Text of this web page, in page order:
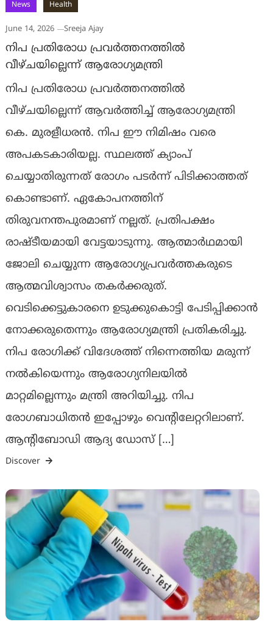
News Health
June 14, 2026 Sreeja Ajay
നിപ പ്രതിരോധ പ്രവർത്തനത്തിൽ
വീഴ്ചയില്ലെന്ന് ആരോഗ്യമന്ത്രി
നിപ പ്രതിരോധ പ്രവർത്തനത്തിൽ
വീഴ്ചയില്ലെന്ന് ആവർത്തിച്ച് ആരോഗ്യമന്ത്രി
കെ. മുരളീധരൻ. നിപ ഈ നിമിഷം വരെ
അപകടകാരിയല്ല. സ്ഥലത്ത് ക്യാംപ്
ചെയ്യാതിരുന്നത് രോഗം പടർന്ന് പിടിക്കാത്തത്
കൊണ്ടാണ്. ഏകോപനത്തിന്
തിരുവനന്തപുരമാണ് നല്ലത്. പ്രതിപക്ഷം
രാഷ്ടീയമായി വേട്ടയാടുന്നു. ആത്മാർഥമായി
ജോലി ചെയ്യുന്ന ആരോഗ്യപ്രവർത്തകരുടെ
ആത്മവിശ്വാസം തകർക്കരുത്.
വെടിക്കെട്ടുകാരനെ ഉടുക്കുകൊട്ടി പേടിപ്പിക്കാൻ
നോക്കരുതെന്നും ആരോഗ്യമന്ത്രി പ്രതികരിച്ചു.
നിപ രോഗിക്ക് വിദേശത്ത് നിന്നെത്തിയ മരുന്ന്
നൽകിയെന്നും ആരോഗ്യനിലയിൽ
മാറ്റമില്ലെന്നും മന്ത്രി അറിയിച്ചു. നിപ
രോഗബാധിതൻ ഇപ്പോഴും വെന്റിലേറ്ററിലാണ്.
ആന്റിബോഡി ആദ്യ ഡോസ് […]
Discover